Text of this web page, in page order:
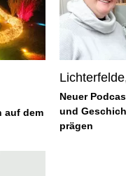
auf dem
Neuer
und
prägen